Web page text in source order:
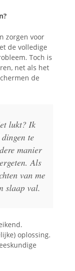
zorgen voor
de volledige
Toch is
net als het
de
lukt? Ik
te
manier
Als
van me
slaap val.
oplossing.